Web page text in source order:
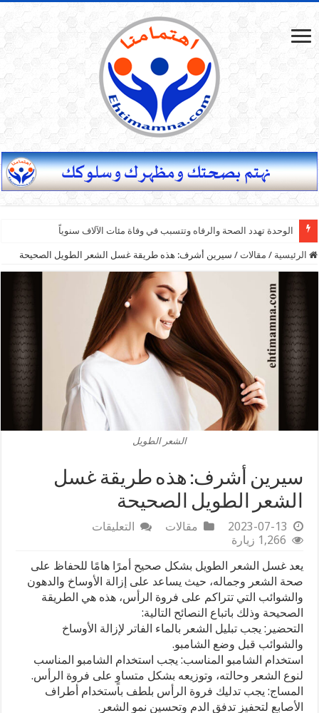
الوحدة تهدد الصحة والرفاه وتتسبب في وفاة مئات الآلاف سنوياً
الرئيسية / مقالات / سيرين أشرف: هذه طريقة غسل الشعر الطويل الصحيحة
الشعر الطويل
سيرين أشرف: هذه طريقة غسل
الشعر الطويل الصحيحة
2023-07-13 مقالات التعليقات
هذه
طريقة
غسل
الشعر
الطويل
الصحيحة
1,266 زيارة
يعد غسل الشعر الطويل بشكل صحيح أمرًا هامًا للحفاظ على
صحة الشعر وجماله، حيث يساعد على إزالة الأوساخ والدهون
والشوائب التي تتراكم على فروة الرأس، هذه هي الطريقة
الصحيحة وذلك باتباع النصائح التالية:
التحضير: يجب تبليل الشعر بالماء الفاتر لإزالة الأوساخ
والشوائب قبل وضع الشامبو.
استخدام الشامبو المناسب: يجب استخدام الشامبو المناسب
لنوع الشعر وحالته، وتوزيعه بشكل متساوٍ على فروة الرأس.
المساج: يجب تدليك فروة الرأس بلطف باستخدام أطراف
الأصابع لتحفيز تدفق الدم وتحسين نمو الشعر.